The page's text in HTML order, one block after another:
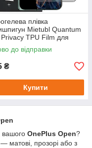
плівка
Mietubl Quantum
Privacy TPU Film для
Open
до відправки
₴
Купити
вашого OnePlus Open?
— матові, прозорі або з